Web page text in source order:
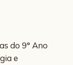
do 9° Ano
e